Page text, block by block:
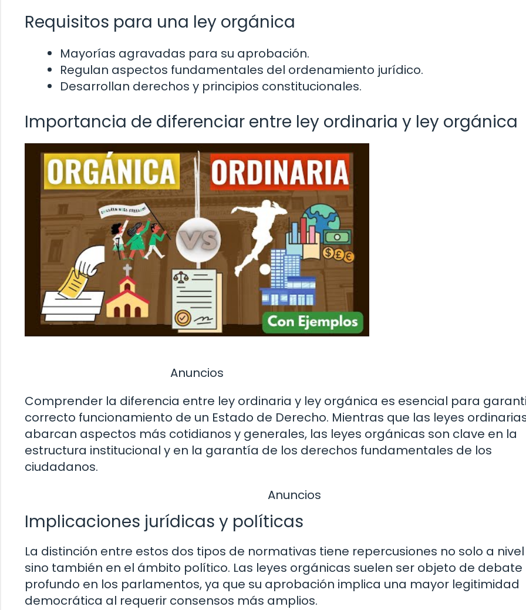
Requisitos para una ley orgánica
Mayorías agravadas para su aprobación.
Regulan aspectos fundamentales del ordenamiento jurídico.
Desarrollan derechos y principios constitucionales.
Importancia de diferenciar entre ley ordinaria y ley orgánica
Anuncios
Comprender la diferencia entre ley ordinaria y ley orgánica es esencial para
correcto funcionamiento de un Estado de Derecho. Mientras que las leyes
abarcan aspectos más cotidianos y generales, las leyes orgánicas son clave en la
estructura institucional y en la garantía de los derechos fundamentales de los
ciudadanos.
Anuncios
Implicaciones jurídicas y políticas
La distinción entre estos dos tipos de normativas tiene repercusiones no solo a
sino también en el ámbito político. Las leyes orgánicas suelen ser objeto de debate
profundo en los parlamentos, ya que su aprobación implica una mayor legitimidad
democrática al requerir consensos más amplios.